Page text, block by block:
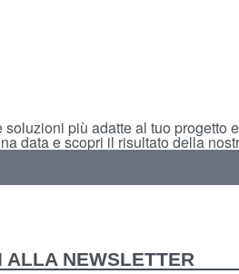
più adatte al tuo progetto
data e scopri il risultato della
ALLA NEWSLETTER